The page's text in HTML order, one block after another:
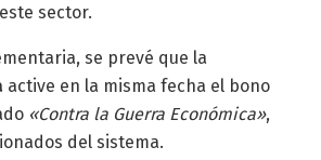
sector.
se prevé que la
active en la misma fecha el bono
«Contra la Guerra Económica»,
del sistema.